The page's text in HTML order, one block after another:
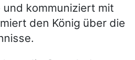
und kommuniziert mit
den König über die